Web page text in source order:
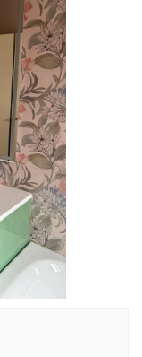
internet@kdv.ru